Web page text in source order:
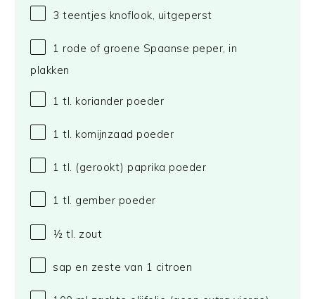
3 teentjes knoflook, uitgeperst
1 rode of groene Spaanse peper, in
plakken
1 tl. koriander poeder
1 tl. komijnzaad poeder
1 tl. (gerookt) paprika poeder
1 tl. gember poeder
½ tl. zout
sap en zeste van 1 citroen